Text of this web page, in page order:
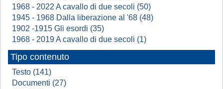
1968 - 2022 A cavallo di due secoli (50)
1945 - 1968 Dalla liberazione al '68 (48)
1902 -1915 Gli esordi (35)
1968 - 2019 A cavallo di due secoli (1)
Tipo contenuto
Testo (141)
Documenti (27)